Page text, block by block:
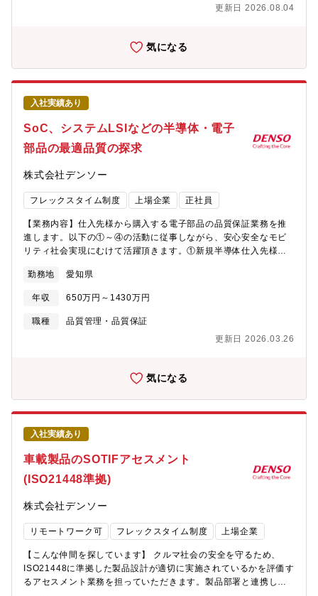
している問題の原因を特定し、改善案を策定（必要に応じてサプ
当者に連携しつつ、改善に向けた全体のマネジメントを実施★他
業務例： ・既販車に対する修理手法等の技術報告書の作成と報
告 ・海外現地における不具合解析業務の支援 ・車両蓄積デー
タを活用した不具合発生モードと、今後の発生予測対応＜アピー
ルポイント（職務の魅力）/Selling point of this position＞■職務
を通して得られるやりがい、スキルAD/ADASに関連する部品（セ
ンサ）の強み/弱みが分かる。部品（センサ/コントローラ）のソフ
ト/ハード設計だけでなく、製造工程にも広く知識をつけることが
できる
更新日 2026.08.04
気になる
入社実績あり
SoC、システムLSIなどの半導体・電子
部品の最適品質の探求
株式会社デンソー
フレックスタイム制度 上場企業 正社員
【業務内容】仕入先様から購入する電子部品の品質保証業務を推
進します。以下の①～④の活動に従事しながら、安心安全なモビ
リティ社会実現にむけて活躍頂きます。①新規半導体仕入先様の
の品質不具合対応④更なる品質向上に向けた仕入先様との改善活
動推進また、半導体以外にも受動部品も取り扱っております。
【業務のやりがい・身につくスキル、技術優位性、製品の強み・
魅力】 ?世界中の半導体仕入先様と一緒に働いています。最先端
を高めることが出来ます。?現地現物にこだわった品質保証業務を
ことでプロジェクトマネジメントと問題解決スペシャリストを目
指すことができます。?世界中の海外拠点と連携して業務を進めて
いますので、グローバルに活躍できます。【募集背景】CASE進展
によりBEV・SDV化等、車両プラットフォームの刷新が進み、個
別機能毎のECU構成から次世代構成の大規模統合製品へのパラダ
イムシフトが加速しています。これら最先端のエレクトロニクス
製品・部品の品質保証を行う上では高度な電子回路知識・半導体
知識などが必要となっています。我々はこれら次世代製品・部品
に対する品質保証基盤を確立し、一緒に”品質のデンソー”を牽引し
今後の方向性購入部品品質保証室でエレクトロニクス製品に採用
されている部品品質保証全般について取り組んでいる部署です。
部署としては総勢47名が所属しております。海外拠点から研修生
的・効果的な働き方も目指しています。②組織構成（年齢層/人数
規模）、キャリア入社者比率/前職業界、在宅勤務利用率WEB会議
と面着会議の機会が多いため、出社とテレワークを効果的に組み
勤務地 愛知県
年収 650万円～1430万円
職種
品質管理・品質保証
更新日 2026.03.26
気になる
入社実績あり
車載製品のSOTIFアセスメント
(ISO21448準拠)
株式会社デンソー
リモートワーク可 フレックスタイム制度 上場企業
【こんな仲間を探しています】 クルマ社会の安全を守るため、
ISO21448に準拠した製品設計が適切に実施されているかを評価す
るアセスメント業務を担っていただきます。製品部署と連携し、